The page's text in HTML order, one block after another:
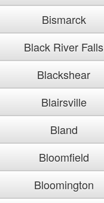
Bismarck
Black River Falls
Blackshear
Blairsville
Bland
Bloomfield
Bloomington